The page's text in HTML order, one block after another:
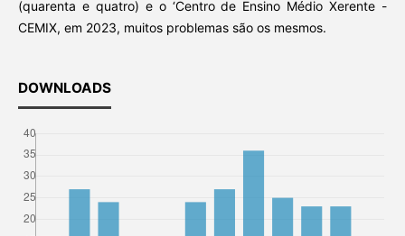
(quarenta e quatro) e o ‘Centro de Ensino Médio Xerente -
CEMIX, em 2023, muitos problemas são os mesmos.
DOWNLOADS